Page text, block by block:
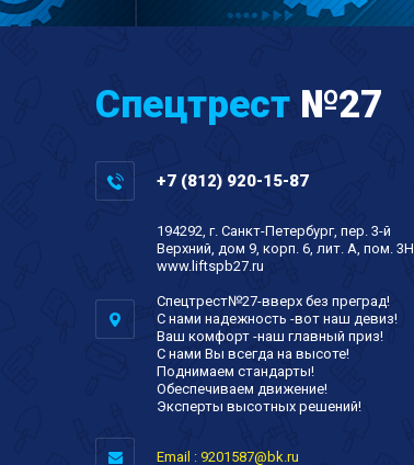
Спецтрест №27
+7 (812) 920-15-87
194292, г. Санкт-Петербург, пер. 3-й
Верхний, дом 9, корп. 6, лит. А, пом. 3Н
www.liftspb27.ru
Спецтрест№27-вверх без преград!
С нами надежность -вот наш девиз!
Ваш комфорт -наш главный приз!
С нами Вы всегда на высоте!
Поднимаем стандарты!
Обеспечиваем движение!
Эксперты высотных решений!
Email : 9201587@bk.ru